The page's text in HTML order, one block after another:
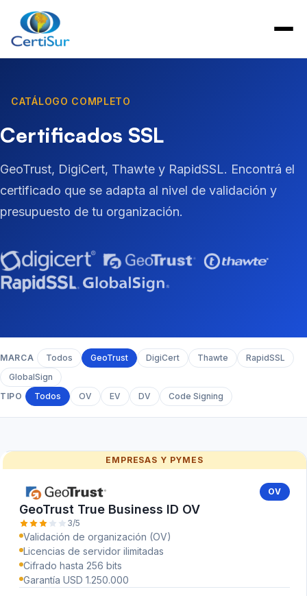
CATÁLOGO COMPLETO
Certificados SSL
GeoTrust, DigiCert, Thawte y RapidSSL. Encontrá el
certificado que se adapta al nivel de validación y
presupuesto de tu organización.
MARCA Todos GeoTrust DigiCert Thawte
RapidSSL
GlobalSign
TIPO
Todos OV EV DV Code Signing
EMPRESAS Y PYMES
OV
GeoTrust True Business ID OV
3/5
Validación de organización (OV)
Licencias de servidor ilimitadas
Cifrado hasta 256 bits
Garantía USD 1.250.000